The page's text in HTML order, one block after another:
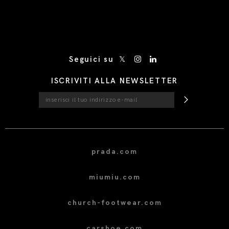
Seguici su
ISCRIVITI ALLA NEWSLETTER
prada.com
miumiu.com
church-footwear.com